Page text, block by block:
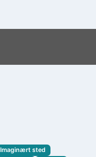
Imaginært sted